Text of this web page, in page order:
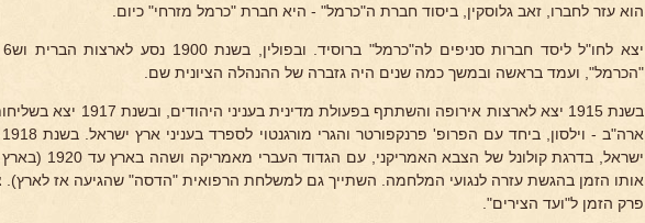
הוא עזר לחברו, זאב גלוסקין, ביסוד חברת ה"כרמל" - היא חברת "כרמל מזרחי" כיום.
"הכרמל", ועמד בראשה ובמשך כמה שנים היה גזברה של ההנהלה הציונית שם.
בשנת 1915 יצא לארצות אירופה והשתתף בפעולת
ישראל, בדרגת קולונל של הצבא
אותו הזמן בהגשת עזרה לנגועי המלחמה. השתייך גם למשלחת הרפואית "הדסה" שהגיעה אז לארץ).
פרק הזמן ל"ועד הצירים".